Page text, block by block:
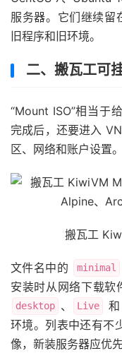
服务器。它们继续
旧程序和旧环境。
二、搬瓦工可
“Mount ISO”相当于
完成后，还要进入
区、网络和账户设置。
搬瓦工
文件名中的 minimal
安装时从网络下载软
desktop 、 Live 和
环境。列表中还有不
像，新装服务器应优